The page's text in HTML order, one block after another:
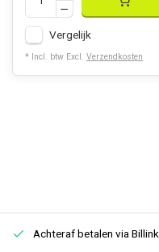
Vergelijk
* Incl. btw Excl. Verzendkosten
Achteraf betalen via Billink